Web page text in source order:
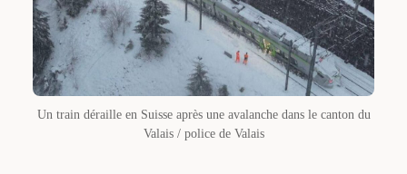
Un train déraille en Suisse après une avalanche dans le canton du
Valais / police de Valais